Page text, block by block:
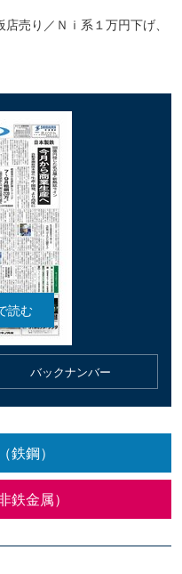
売り／Ｎｉ系１万円下げ、
バックナンバー
鉄鋼）
鉄金属）